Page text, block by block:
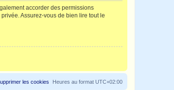
accorder des permissions
Assurez-vous de bien lire tout le
Heures au format UTC+02:00
les cookies